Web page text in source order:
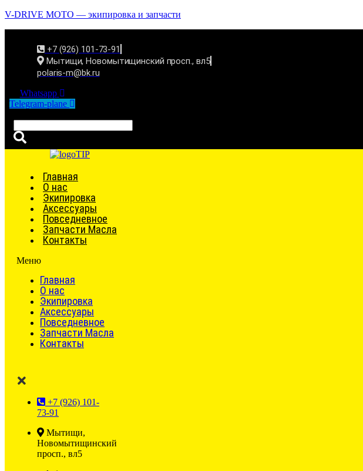
V-DRIVE MOTO — экипировка и запчасти
+7 (926) 101-73-91
Мытищи, Новомытищинский просп., вл5
polaris-m@bk.ru
Whatsapp
Telegram-plane
Главная
О нас
Экипировка
Аксессуары
Повседневное
Запчасти Масла
Контакты
Меню
Главная
О нас
Экипировка
Аксессуары
Повседневное
Запчасти Масла
Контакты
+7 (926) 101-
73-91
Мытищи,
Новомытищинский
просп., вл5